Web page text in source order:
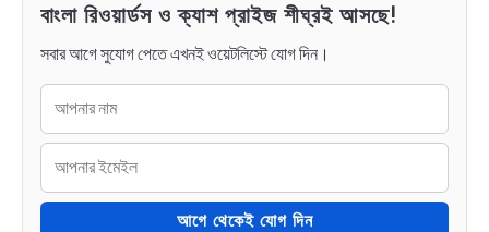
বাংলা রিওয়ার্ডস ও ক্যাশ প্রাইজ শীঘ্রই আসছে!
সবার আগে সুযোগ পেতে এখনই ওয়েটলিস্টে যোগ দিন।
আগে থেকেই যোগ দিন